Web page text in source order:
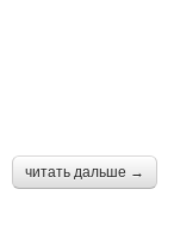
читать дальше →